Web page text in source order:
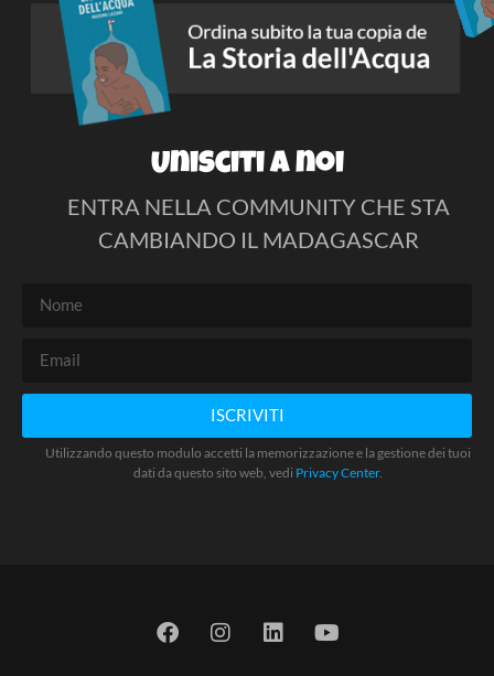
Unisciti a noi
ENTRA NELLA COMMUNITY CHE STA
CAMBIANDO IL MADAGASCAR
ISCRIVITI
Utilizzando questo modulo accetti la memorizzazione e la gestione dei tuoi
dati da questo sito web, vedi Privacy Center.